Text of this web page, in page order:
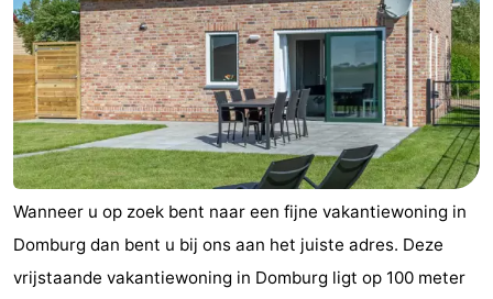
Wanneer u op zoek bent naar een fijne vakantiewoning in
Domburg dan bent u bij ons aan het juiste adres. Deze
vrijstaande vakantiewoning in Domburg ligt op 100 meter